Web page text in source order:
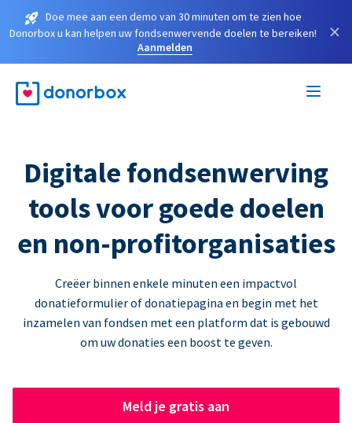
Doe mee aan een demo van 30 minuten om te zien hoe
Donorbox u kan helpen uw fondsenwervende doelen te bereiken!
Aanmelden
×
Digitale fondsenwerving
tools voor goede doelen
en non-profitorganisaties
Creëer binnen enkele minuten een impactvol
donatieformulier of donatiepagina en begin met het
inzamelen van fondsen met een platform dat is gebouwd
om uw donaties een boost te geven.
Meld je gratis aan